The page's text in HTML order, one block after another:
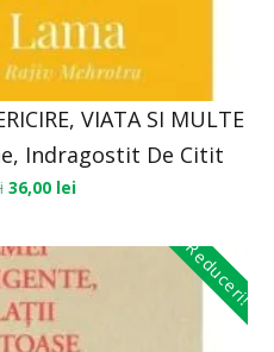
VIATA SI MULTE
Indragostit De Citit
36,00 lei
Reduceri!